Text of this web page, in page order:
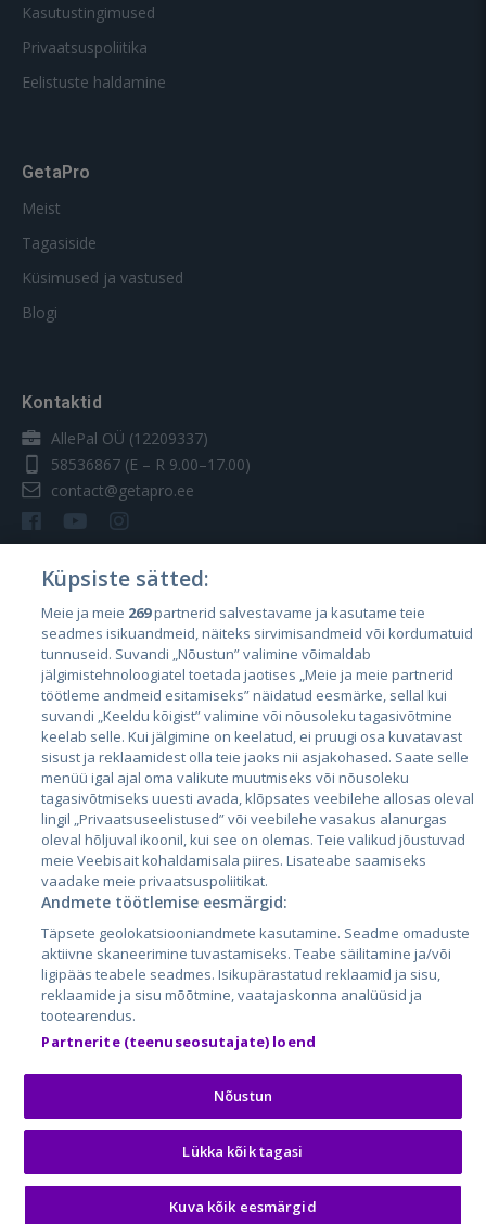
Kasutustingimused
Privaatsuspoliitika
Eelistuste haldamine
GetaPro
Meist
Tagasiside
Küsimused ja vastused
Blogi
Kontaktid
AllePal OÜ (12209337)
58536867 (E – R 9.00–17.00)
contact@getapro.ee
Riigid
Eesti
Läti
Leedu
City24.lv
City24.ee
GetaPro.lv
GetaPro.ee
Autoplius.lt
Aruodas.lt
CVbankas.lt
Kainos.lt
Paslaugos.lt
auto24.ee
Osta.ee
KuldneBörs.ee
© 2026 GetaPro. Kõik õigused kaitstud.
Küpsiste sätted:
Meie ja meie 269partnerid salvestavame ja kasutame teie
seadmes isikuandmeid, näiteks sirvimisandmeid või kordumatuid
tunnuseid. Suvandi „Nõustun” valimine võimaldab
jälgimistehnoloogiatel toetada jaotises „Meie ja meie partnerid
töötleme andmeid esitamiseks” näidatud eesmärke, sellal kui
suvandi „Keeldu kõigist” valimine või nõusoleku tagasivõtmine
keelab selle. Kui jälgimine on keelatud, ei pruugi osa kuvatavast
sisust ja reklaamidest olla teie jaoks nii asjakohased. Saate selle
menüü igal ajal oma valikute muutmiseks või nõusoleku
tagasivõtmiseks uuesti avada, klõpsates veebilehe allosas oleval
lingil „Privaatsuseelistused” või veebilehe vasakus alanurgas
oleval hõljuval ikoonil, kui see on olemas. Teie valikud jõustuvad
meie Veebisait kohaldamisala piires. Lisateabe saamiseks
vaadake meie privaatsuspoliitikat.
Andmete töötlemise eesmärgid:
Täpsete geolokatsiooniandmete kasutamine. Seadme omaduste
aktiivne skaneerimine tuvastamiseks. Teabe säilitamine ja/või
ligipääs teabele seadmes. Isikupärastatud reklaamid ja sisu,
reklaamide ja sisu mõõtmine, vaatajaskonna analüüsid ja
tootearendus.
Partnerite (teenuseosutajate) loend
Nõustun
Lükka kõik tagasi
Kuva kõik eesmärgid